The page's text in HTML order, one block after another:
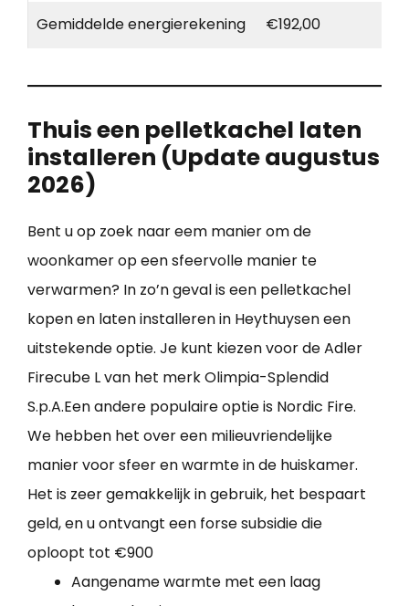
Gemiddelde energierekening €192,00
Thuis een pelletkachel laten
installeren (Update augustus
2026)
Bent u op zoek naar eem manier om de
woonkamer op een sfeervolle manier te
verwarmen? In zo’n geval is een pelletkachel
kopen en laten installeren in Heythuysen een
uitstekende optie. Je kunt kiezen voor de Adler
Firecube L van het merk Olimpia-Splendid
S.p.A.Een andere populaire optie is Nordic Fire.
We hebben het over een milieuvriendelijke
manier voor sfeer en warmte in de huiskamer.
Het is zeer gemakkelijk in gebruik, het bespaart
geld, en u ontvangt een forse subsidie die
oploopt tot €900
Aangename warmte met een laag